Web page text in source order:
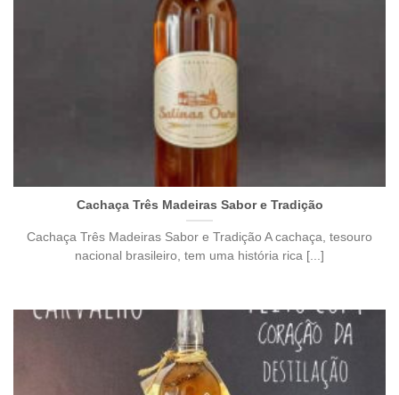
Cachaça Três Madeiras Sabor e Tradição
Cachaça Três Madeiras Sabor e Tradição A cachaça, tesouro
nacional brasileiro, tem uma história rica [...]